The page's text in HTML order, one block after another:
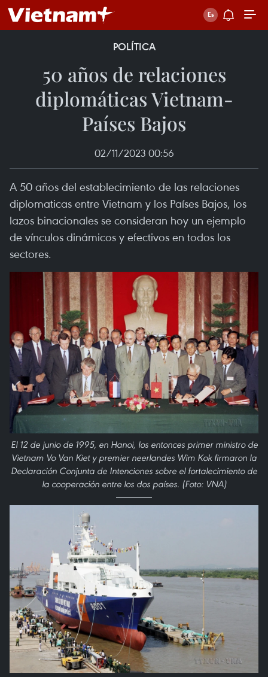
POLÍTICA
50 años de relaciones
diplomáticas Vietnam-
Países Bajos
02/11/2023 00:56
A 50 años del establecimiento de las relaciones
diplomaticas entre Vietnam y los Países Bajos, los
lazos binacionales se consideran hoy un ejemplo
de vínculos dinámicos y efectivos en todos los
sectores.
El 12 de junio de 1995, en Hanoi, los entonces primer ministro de
Vietnam Vo Van Kiet y premier neerlandes Wim Kok firmaron la
Declaración Conjunta de Intenciones sobre el fortalecimiento de
la cooperación entre los dos países. (Foto: VNA)